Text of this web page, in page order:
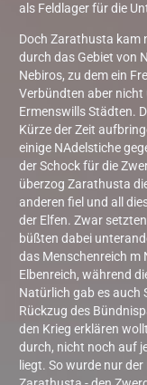
als Feldlager für die
Doch Zarathusta kam
durch das Gebiet von
Nebiros, zu dem ein
Verbündten aber
Ermenswills Städten.
Kürze der Zeit
einige NAdelstiche
der Schock für die
überzog Zarathusta
anderen fiel und all
der Elfen. Zwar
büßten dabei
das Menschenreich m
Elbenreich, während
Natürlich gab es auch
Rückzug des
den Krieg erklären
durch, nicht noch auf
liegt. So wurde nur